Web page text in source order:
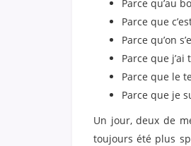
Parce qu’au
Parce que
Parce qu’on
Parce que
Parce que le
Parce que je
Un jour, deux de
toujours été plus